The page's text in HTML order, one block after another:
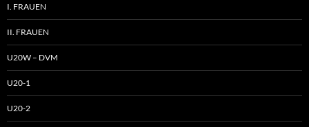
I. FRAUEN
II. FRAUEN
U20W – DVM
U20-1
U20-2